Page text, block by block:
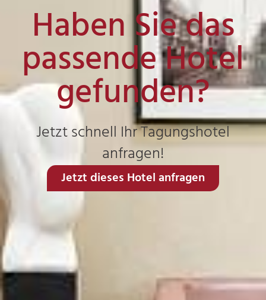
Haben Sie das
passende Hotel
gefunden?
Jetzt schnell Ihr Tagungshotel
anfragen!
Jetzt dieses Hotel anfragen